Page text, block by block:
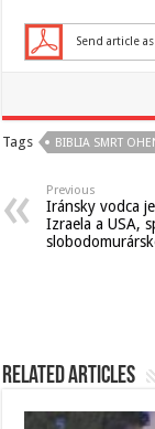
Send article
Tags BIBLIA SMRT
Previous
Iránsky vodca
Izraela a USA,
Related Articles